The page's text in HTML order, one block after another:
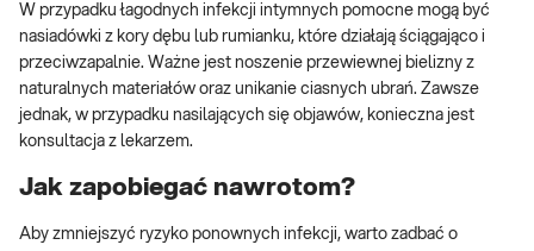
W przypadku łagodnych infekcji intymnych pomocne mogą być
nasiadówki z kory dębu lub rumianku, które działają ściągająco i
przeciwzapalnie. Ważne jest noszenie przewiewnej bielizny z
naturalnych materiałów oraz unikanie ciasnych ubrań. Zawsze
jednak, w przypadku nasilających się objawów, konieczna jest
konsultacja z lekarzem.
Jak zapobiegać nawrotom?
Aby zmniejszyć ryzyko ponownych infekcji, warto zadbać o